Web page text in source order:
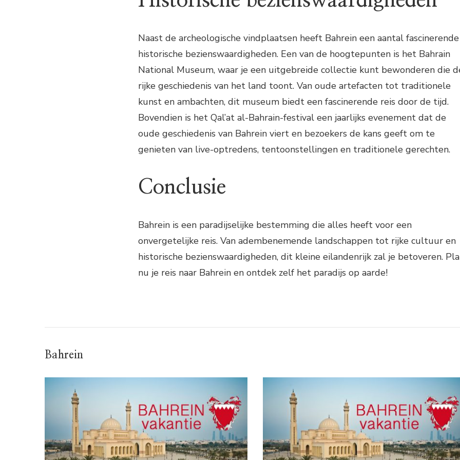
Naast de archeologische vindplaatsen heeft Bahrein een aantal fascinerende
historische bezienswaardigheden. Een van de hoogtepunten is het Bahrain
National Museum, waar je een uitgebreide collectie kunt bewonderen die
rijke geschiedenis van het land toont. Van oude artefacten tot traditionele
kunst en ambachten, dit museum biedt een fascinerende reis door de tijd.
Bovendien is het Qal’at al-Bahrain-festival een jaarlijks evenement dat de
oude geschiedenis van Bahrein viert en bezoekers de kans geeft om te
genieten van live-optredens, tentoonstellingen en traditionele gerechten.
Conclusie
Bahrein is een paradijselijke bestemming die alles heeft voor een
onvergetelijke reis. Van adembenemende landschappen tot rijke cultuur en
historische bezienswaardigheden, dit kleine eilandenrijk zal je betoveren.
nu je reis naar Bahrein en ontdek zelf het paradijs op aarde!
Bahrein